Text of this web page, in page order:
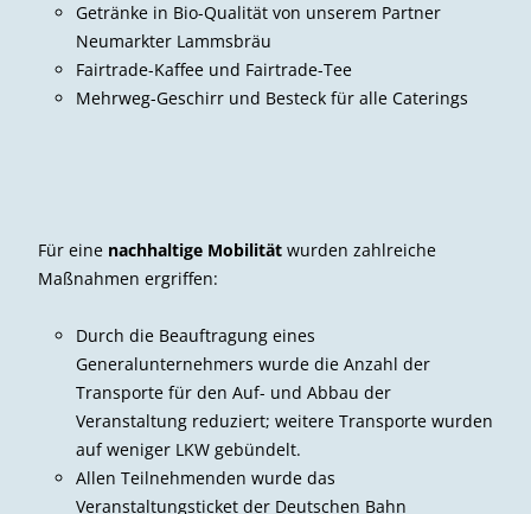
Getränke in Bio-Qualität von unserem Partner
Neumarkter Lammsbräu
Fairtrade-Kaffee und Fairtrade-Tee
Mehrweg-Geschirr und Besteck für alle Caterings
Für eine nachhaltige Mobilität wurden zahlreiche
Maßnahmen ergriffen:
Durch die Beauftragung eines
Generalunternehmers wurde die Anzahl der
Transporte für den Auf- und Abbau der
Veranstaltung reduziert; weitere Transporte wurden
auf weniger LKW gebündelt.
Allen Teilnehmenden wurde das
Veranstaltungsticket der Deutschen Bahn